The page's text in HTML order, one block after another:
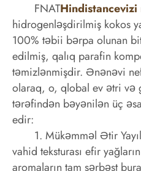
FNATHindistancevizi
hidrogenləşdirilmiş kokos
100% təbii bərpa olunan
edilmiş, qalıq parafin
təmizlənmişdir. Ənənəvi
olaraq, o, qlobal ev ətri və
tərəfindən bəyənilən üç
edir:
1. Mükəmməl Ətir
vahid teksturası efir
aromaların tam sərbəst